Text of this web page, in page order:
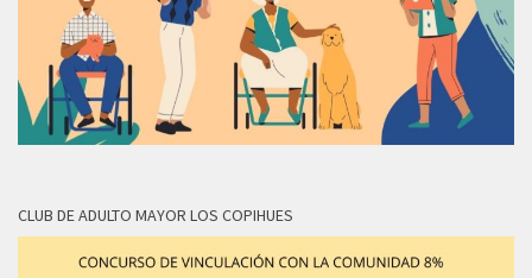
CLUB DE ADULTO MAYOR LOS COPIHUES